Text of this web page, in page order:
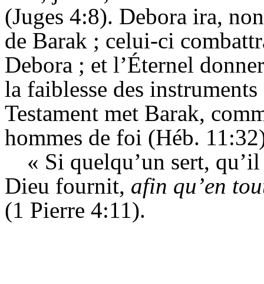
(Juges 4:8). Debora ira,
de Barak ; celui-ci
Debora ; et l’Éternel
la faiblesse des
Testament met Barak,
hommes de foi (Héb.
« Si quelqu’un sert,
Dieu fournit, afin qu’en
(1 Pierre 4:11).